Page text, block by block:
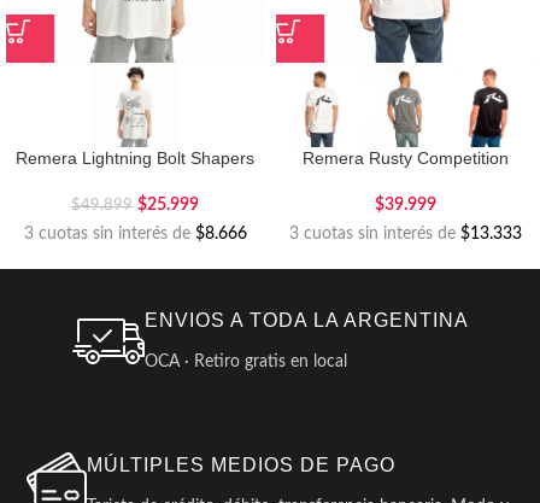
Remera Lightning Bolt Shapers
$49.899 $25.999
3 cuotas sin interés de $8.666
Remera Rusty Competition
$39.999
3 cuotas sin interés de $13.333
ENVIOS A TODA LA ARGENTINA
OCA · Retiro gratis en local
MÚLTIPLES MEDIOS DE PAGO